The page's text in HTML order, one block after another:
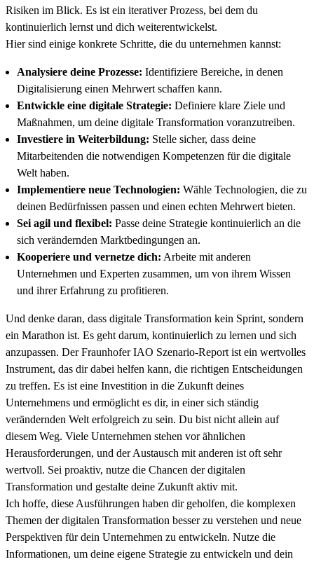
Risiken im Blick. Es ist ein iterativer Prozess, bei dem du
kontinuierlich lernst und dich weiterentwickelst.
Hier sind einige konkrete Schritte, die du unternehmen kannst:
Analysiere deine Prozesse: Identifiziere Bereiche, in denen
Digitalisierung einen Mehrwert schaffen kann.
Entwickle eine digitale Strategie: Definiere klare Ziele und
Maßnahmen, um deine digitale Transformation voranzutreiben.
Investiere in Weiterbildung: Stelle sicher, dass deine
Mitarbeitenden die notwendigen Kompetenzen für die digitale
Welt haben.
Implementiere neue Technologien: Wähle Technologien, die zu
deinen Bedürfnissen passen und einen echten Mehrwert bieten.
Sei agil und flexibel: Passe deine Strategie kontinuierlich an die
sich verändernden Marktbedingungen an.
Kooperiere und vernetze dich: Arbeite mit anderen
Unternehmen und Experten zusammen, um von ihrem Wissen
und ihrer Erfahrung zu profitieren.
Und denke daran, dass digitale Transformation kein Sprint, sondern
ein Marathon ist. Es geht darum, kontinuierlich zu lernen und sich
anzupassen. Der Fraunhofer IAO Szenario-Report ist ein wertvolles
Instrument, das dir dabei helfen kann, die richtigen Entscheidungen
zu treffen. Es ist eine Investition in die Zukunft deines
Unternehmens und ermöglicht es dir, in einer sich ständig
verändernden Welt erfolgreich zu sein. Du bist nicht allein auf
diesem Weg. Viele Unternehmen stehen vor ähnlichen
Herausforderungen, und der Austausch mit anderen ist oft sehr
wertvoll. Sei proaktiv, nutze die Chancen der digitalen
Transformation und gestalte deine Zukunft aktiv mit.
Ich hoffe, diese Ausführungen haben dir geholfen, die komplexen
Themen der digitalen Transformation besser zu verstehen und neue
Perspektiven für dein Unternehmen zu entwickeln. Nutze die
Informationen, um deine eigene Strategie zu entwickeln und dein